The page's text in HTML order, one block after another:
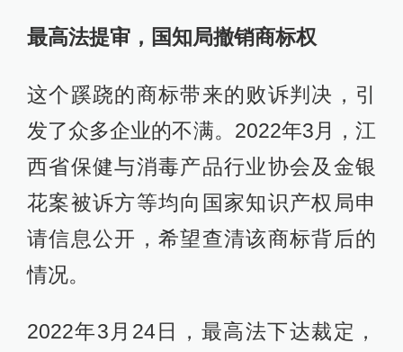
最高法提审，国知局撤销商标权
这个蹊跷的商标带来的败诉判决，引
发了众多企业的不满。2022年3月，江
西省保健与消毒产品行业协会及金银
花案被诉方等均向国家知识产权局申
请信息公开，希望查清该商标背后的
情况。
2022年3月24日，最高法下达裁定，